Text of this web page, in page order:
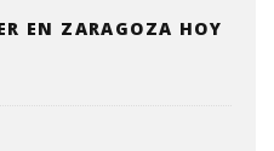
EN ZARAGOZA HOY